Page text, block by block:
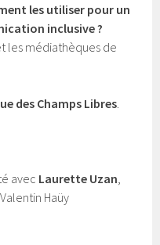
les utiliser pour un
inclusive ?
les médiathèques de
des Champs Libres
avec Laurette Uzan
Haüy